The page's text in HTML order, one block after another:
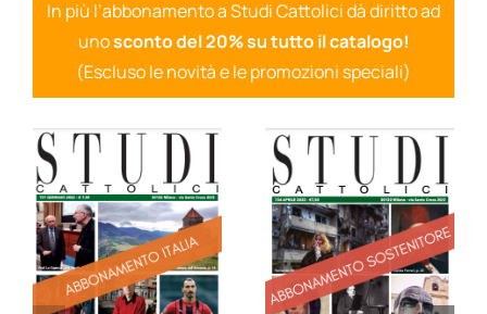
In più l’abbonamento a Studi Cattolici dà diritto ad
unosconto del 20% su tutto il catalogo!
(Escluso le novità e le promozioni speciali)